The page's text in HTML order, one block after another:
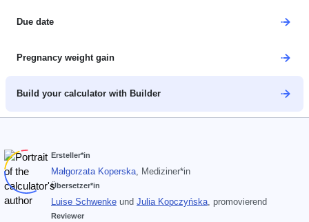
Due date
Pregnancy weight gain
Build your calculator with Builder
Ersteller*in
Małgorzata Koperska, Mediziner*in
Übersetzer*in
Luise Schwenke und Julia Kopczyńska, promovierend
Reviewer